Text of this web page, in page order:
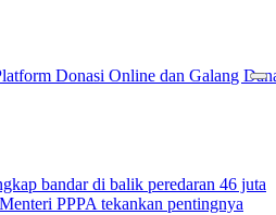
Donasi Online dan Galang
bandar di balik peredaran 46 juta
Menteri PPPA tekankan pentingnya